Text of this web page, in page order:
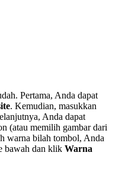
Pertama, Anda dapat
. Kemudian, masukkan
Anda dapat
(atau memilih gambar dari
warna bilah tombol, Anda
bawah dan klik Warna